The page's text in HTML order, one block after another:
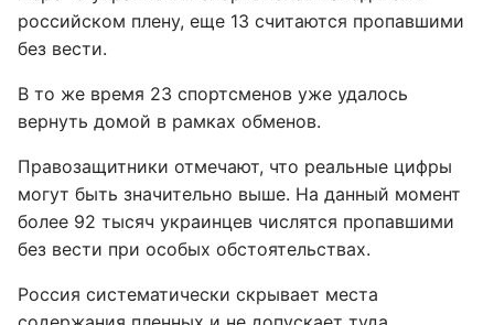
российском плену, еще 13 считаются пропавшими
без вести.
В то же время 23 спортсменов уже удалось
вернуть домой в рамках обменов.
Правозащитники отмечают, что реальные цифры
могут быть значительно выше. На данный момент
более 92 тысяч украинцев числятся пропавшими
без вести при особых обстоятельствах.
Россия систематически скрывает места